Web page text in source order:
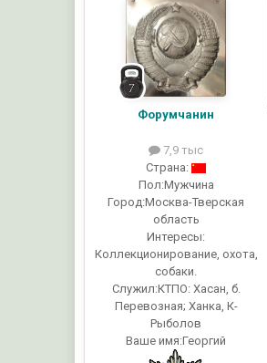
Форумчанин
7,9 тыс
Страна:
Пол:Мужчина
Город:Москва-Тверская
область
Интересы:
Коллекционирование, охота,
собаки.
Служил:КТПО: Хасан, б.
Перевозная; Ханка, К-
Рыболов
Ваше имя:Георгий